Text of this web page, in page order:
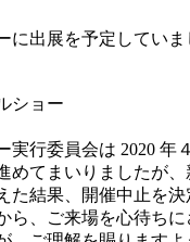
に出展を予定してい
ショー
実行委員会は 2020 年
めてまいりましたが
結果、開催中止を決
ら、ご来場を心待ち